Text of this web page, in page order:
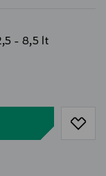
- 8,5 lt